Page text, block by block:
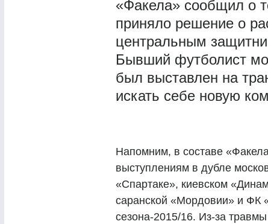
«Факела» сообщил о
приняло решение о
центральным
Бывший футболист
был выставлен на
искать себе новую
Напомним, в составе
выступлениям в дубле
«Спартаке», киевском
саранской «Мордовии» и ФК
сезона-2015/16. Из-за